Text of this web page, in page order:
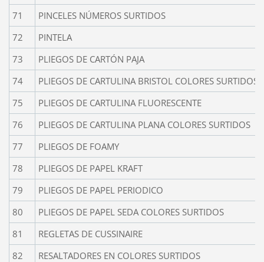
71
PINCELES NÚMEROS SURTIDOS
72
PINTELA
73
PLIEGOS DE CARTÓN PAJA
74
PLIEGOS DE CARTULINA BRISTOL COLORES SURTIDOS
75
PLIEGOS DE CARTULINA FLUORESCENTE
76
PLIEGOS DE CARTULINA PLANA COLORES SURTIDOS
77
PLIEGOS DE FOAMY
78
PLIEGOS DE PAPEL KRAFT
79
PLIEGOS DE PAPEL PERIODICO
80
PLIEGOS DE PAPEL SEDA COLORES SURTIDOS
81
REGLETAS DE CUSSINAIRE
82
RESALTADORES EN COLORES SURTIDOS